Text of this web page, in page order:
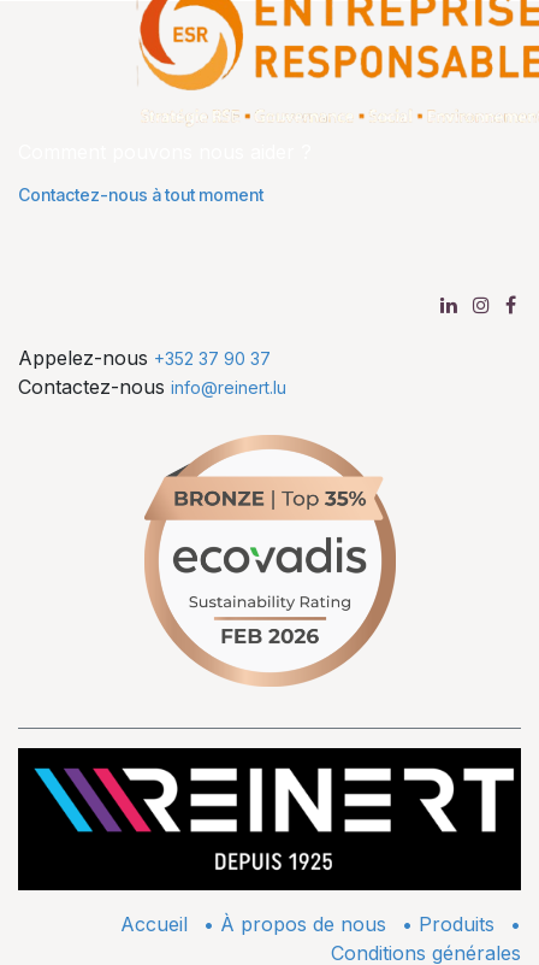
Contactez-nous à tout moment
Appelez-nous +352 37 90 37
Contactez-nous info@reinert.lu
Accueil • À propos de nous • ​Produits
•
Conditions générales